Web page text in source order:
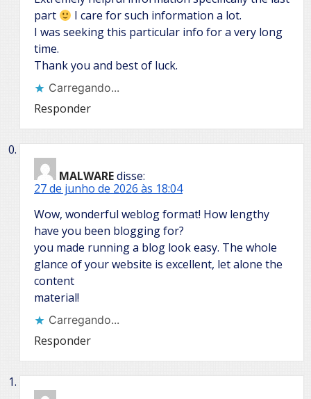
part
I care for such information a lot.
I was seeking this particular info for a very long
time.
Thank you and best of luck.
Carregando...
Responder
MALWAREdisse:
27 de junho de 2026 às 18:04
Wow, wonderful weblog format! How lengthy
have you been blogging for?
you made running a blog look easy. The whole
glance of your website is excellent, let alone the
content
material!
Carregando...
Responder